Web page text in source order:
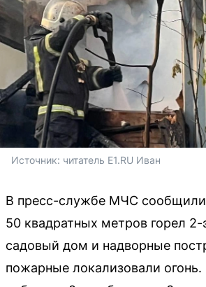
Источник: читатель E1.RU Иван
В пресс-службе МЧС
50 квадратных метров горел
садовый дом и надворные
пожарные локализовали